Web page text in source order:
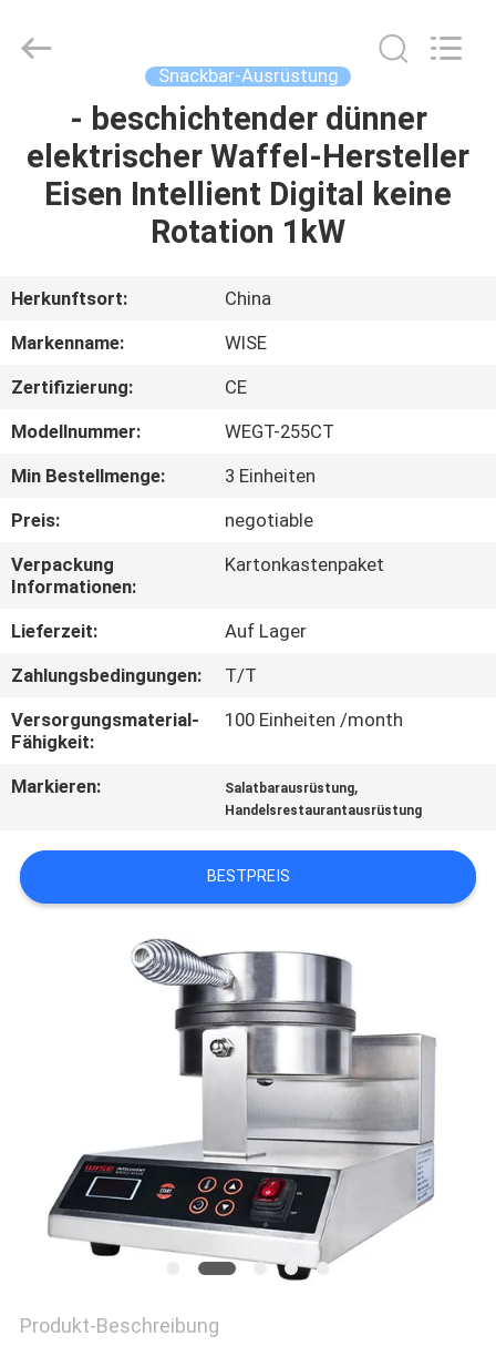
HAUS
PRODUKTE
ÜBER
FABRIK-
AUSFLUG
QUALITÄTSKONTROLLE
TRETEN
MIT
UNS
NACHRICHTEN
PRIVACY
POLICY
equipments
limited.
Snackbar-Ausrüstung
- beschichtender dünner
elektrischer Waffel-Hersteller
Eisen Intellient Digital keine
Rotation 1kW
Herkunftsort:
China
Markenname:
WISE
Zertifizierung:
CE
Modellnummer:
WEGT-255CT
Min Bestellmenge:
3 Einheiten
Preis:
negotiable
Verpackung
Informationen:
Kartonkastenpaket
Lieferzeit:
Auf Lager
Zahlungsbedingungen:
T/T
Versorgungsmaterial-
Fähigkeit:
100 Einheiten /month
Markieren: Salatbarausrüstung,
Handelsrestaurantausrüstung
BESTPREIS
Produkt-Beschreibung